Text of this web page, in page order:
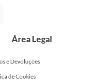
Área Legal
e Devoluções
de Cookies